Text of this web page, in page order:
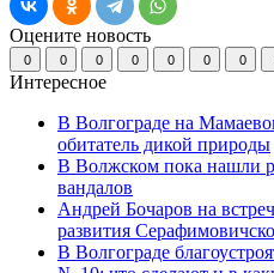
Оцените новость
0 0 0 0 0 0 0
Интересное
В Волгограде на
обитатель дикой природы
В Волжском пока нашли
вандалов
Андрей Бочаров на
развития
В Волгограде